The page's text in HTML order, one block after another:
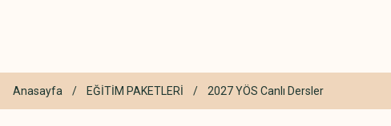
Anasayfa EĞİTİM PAKETLERİ 2027 YÖS Canlı Dersler